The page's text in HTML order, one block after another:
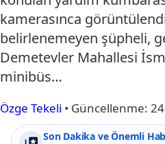
kamerasınca
belirlenemeyen şüpheli,
Demetevler Mahallesi
minibüs…
Özge Tekeli • Güncellenme:
Son Dakika ve Önemli